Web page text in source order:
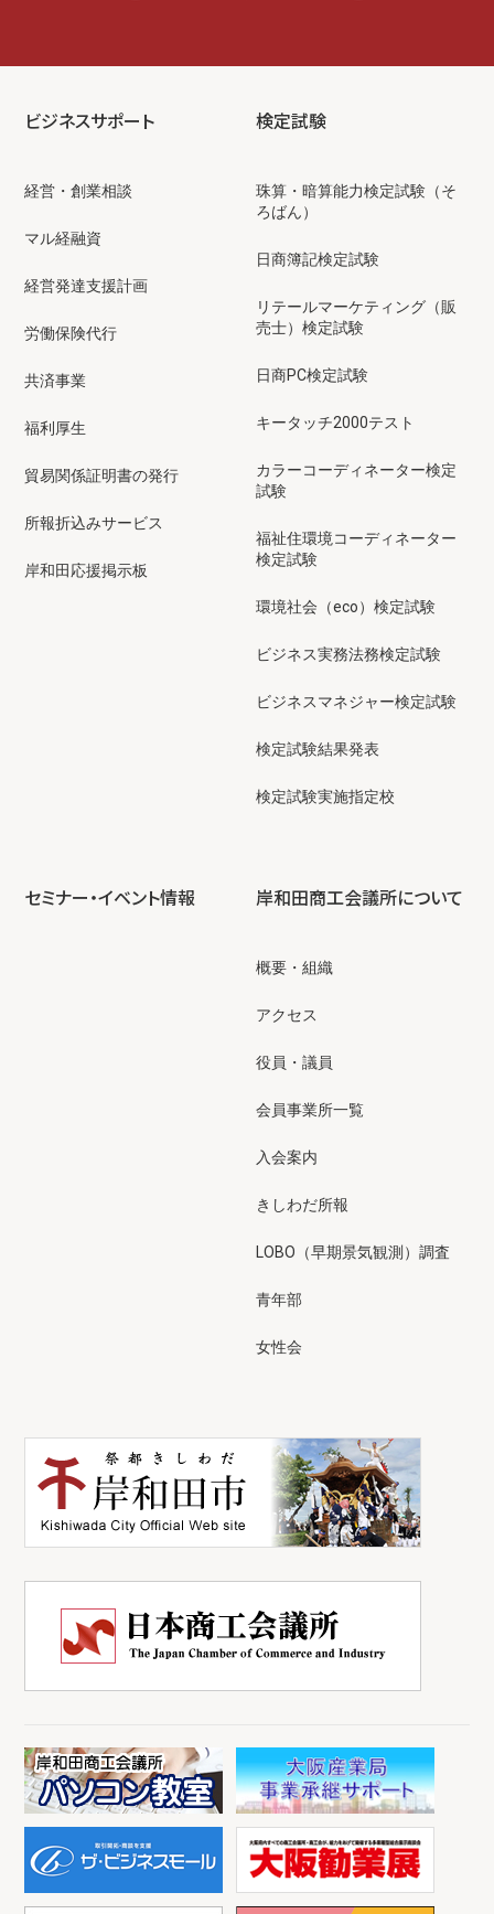
ビジネスサポート
経営・創業相談
マル経融資
経営発達支援計画
労働保険代行
共済事業
福利厚生
貿易関係証明書の発行
所報折込みサービス
岸和田応援掲示板
検定試験
珠算・暗算能力検定試験（そ
ろばん）
日商簿記検定試験
リテールマーケティング（販
売士）検定試験
日商PC検定試験
キータッチ2000テスト
カラーコーディネーター検定
試験
福祉住環境コーディネーター
検定試験
環境社会（eco）検定試験
ビジネス実務法務検定試験
ビジネスマネジャー検定試験
検定試験結果発表
検定試験実施指定校
セミナー・イベント情報 岸和田商工会議所について
概要・組織
アクセス
役員・議員
会員事業所一覧
入会案内
きしわだ所報
LOBO（早期景気観測）調査
青年部
女性会